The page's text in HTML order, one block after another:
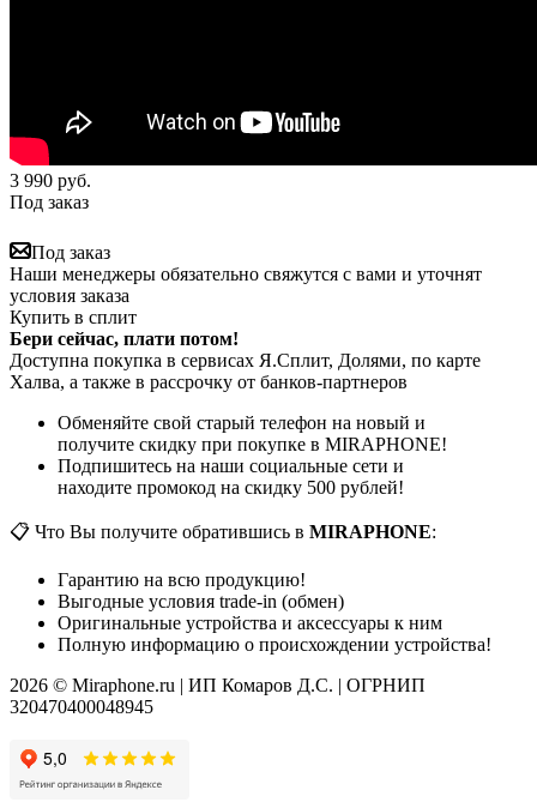
3 990 руб.
Под заказ
Под заказ
Наши менеджеры обязательно свяжутся с вами и уточнят
условия заказа
Купить в сплит
Бери сейчас, плати потом!
Доступна покупка в сервисах Я.Сплит, Долями, по карте
Халва, а также в рассрочку от банков-партнеров
Обменяйте свой старый телефон на новый и
получите скидку при покупке в MIRAPHONE!
Подпишитесь на наши социальные сети и
находите промокод на скидку 500 рублей!
📋 Что Вы получите обратившись в MIRAPHONE:
Гарантию на всю продукцию!
Выгодные условия trade-in (обмен)
Оригинальные устройства и аксессуары к ним
Полную информацию о происхождении устройства!
2026 © Miraphone.ru | ИП Комаров Д.С. | ОГРНИП
320470400048945